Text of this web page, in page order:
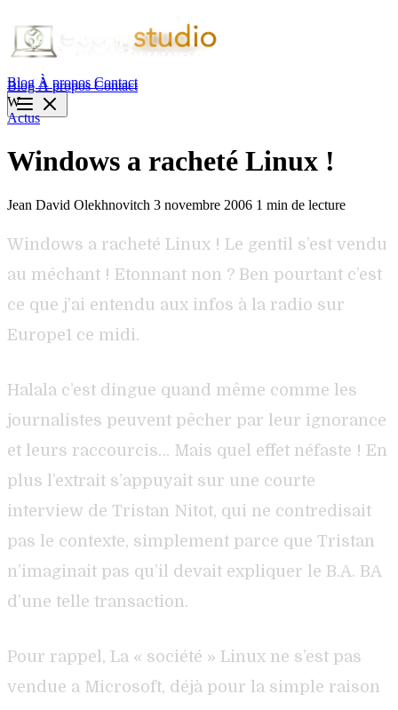
Blog À propos Contact
BlogÀ proposContact
W
Actus
Windows a racheté Linux !
Jean David Olekhnovitch 3 novembre 2006 1 min de lecture
Windows a racheté Linux ! Le gentil s’est vendu
au méchant ! Etonnant non ? Ben pourtant c’est
ce que j’ai entendu aux infos à la radio sur
Europe1 ce midi.
Halala c’est dingue quand même comme les
journalistes peuvent pêcher par leur ignorance
et leurs raccourcis… Mais quel effet néfaste ! En
plus l’extrait s’appuyait sur une courte
interview de Tristan Nitot, qui ne contredisait
pas le contexte, simplement parce que Tristan
n’imaginait pas qu’il devait expliquer le B.A. BA
d’une telle transaction.
Pour rappel, La « société » Linux ne s’est pas
vendue a Microsoft, déjà pour la simple raison